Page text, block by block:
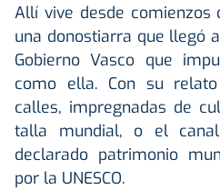
Allí vive desde comienzos
una donostiarra que llegó
Gobierno Vasco que
como ella. Con su
calles, impregnadas de
talla mundial, o el
declarado patrimonio
por la UNESCO.